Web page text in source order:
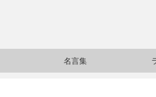
名言集